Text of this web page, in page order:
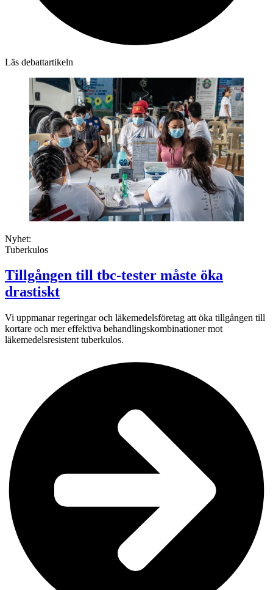
Läs debattartikeln
Nyhet:
Tuberkulos
Tillgången till tbc-tester måste öka
drastiskt
Vi uppmanar regeringar och läkemedelsföretag att öka tillgången till
kortare och mer effektiva behandlingskombinationer mot
läkemedelsresistent tuberkulos.